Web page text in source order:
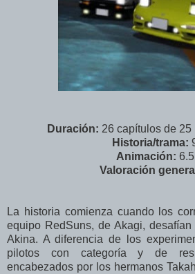
Duración: 26 capítulos de 25
Historia/trama:
Animación: 6.5
Valoración
La historia comienza cuando los
equipo RedSuns, de Akagi,
Akina. A diferencia de los
pilotos con categoría y de
encabezados por los hermanos